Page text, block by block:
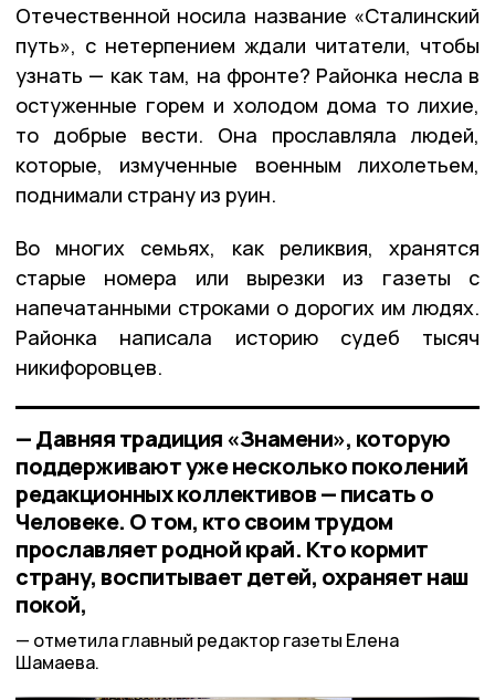
Отечественной носила название «Сталинский
путь», с нетерпением ждали читатели, чтобы
узнать — как там, на фронте? Районка несла в
остуженные горем и холодом дома то лихие,
то добрые вести. Она прославляла людей,
которые, измученные военным лихолетьем,
поднимали страну из руин.
Во многих семьях, как реликвия, хранятся
старые номера или вырезки из газеты с
напечатанными строками о дорогих им людях.
Районка написала историю судеб тысяч
никифоровцев.
— Давняя традиция «Знамени», которую
поддерживают уже несколько поколений
редакционных коллективов — писать о
Человеке. О том, кто своим трудом
прославляет родной край. Кто кормит
страну, воспитывает детей, охраняет наш
покой,
отметила главный редактор газеты Елена
Шамаева.